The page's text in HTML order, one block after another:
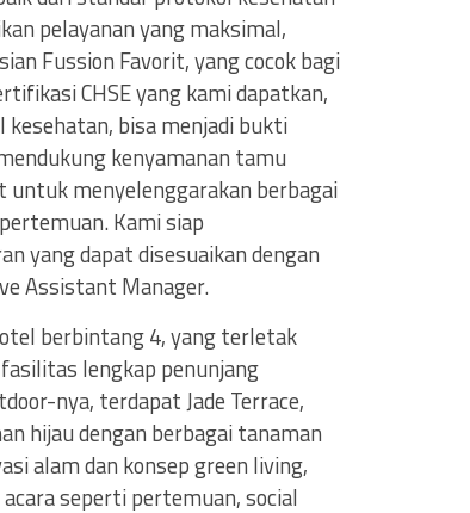
pelayanan yang maksimal,
Fussion Favorit, yang cocok bagi
CHSE yang kami dapatkan,
bisa menjadi bukti
kenyamanan tamu
untuk menyelenggarakan berbagai
Kami siap
yang dapat disesuaikan dengan
Assistant Manager.
berbintang 4, yang terletak
lengkap penunjang
nya, terdapat Jade Terrace,
hijau dengan berbagai tanaman
alam dan konsep green living,
seperti pertemuan, social